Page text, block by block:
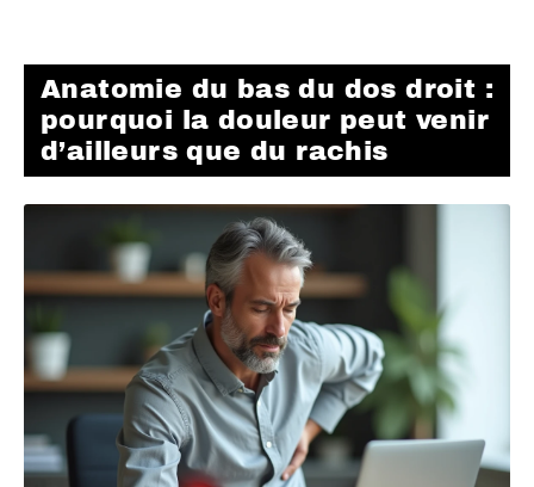
Anatomie du bas du dos droit :
pourquoi la douleur peut venir
d’ailleurs que du rachis